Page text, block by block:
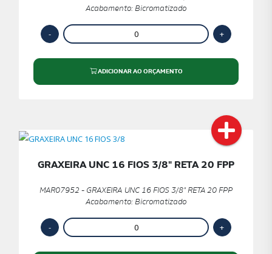
Acabamento: Bicromatizado
ADICIONAR AO ORÇAMENTO
GRAXEIRA UNC 16 FIOS 3/8" RETA 20 FPP
MAR07952 - GRAXEIRA UNC 16 FIOS 3/8" RETA 20 FPP
Acabamento: Bicromatizado